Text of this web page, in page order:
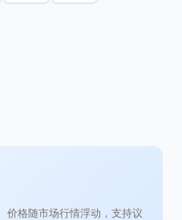
价格随市场行情浮动，支持议